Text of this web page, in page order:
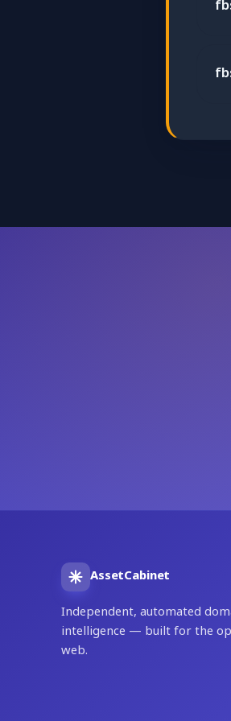
AssetCabinet
Independent, automated
intelligence — built for the
web.